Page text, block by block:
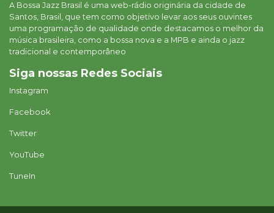
A Bossa Jazz Brasil é uma web-rádio originária da cidade de
Santos, Brasil, que tem como objetivo levar aos seus ouvintes
uma programação de qualidade onde destacamos o melhor da
música brasileira, como a bossa nova e a MPB e ainda o jazz
tradicional e contemporâneo
Siga nossas Redes Sociais
Instagram
Facebook
Twitter
YouTube
TuneIn